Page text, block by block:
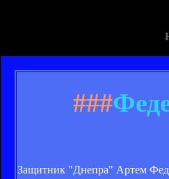
###
Защитник "Днепра" Артем